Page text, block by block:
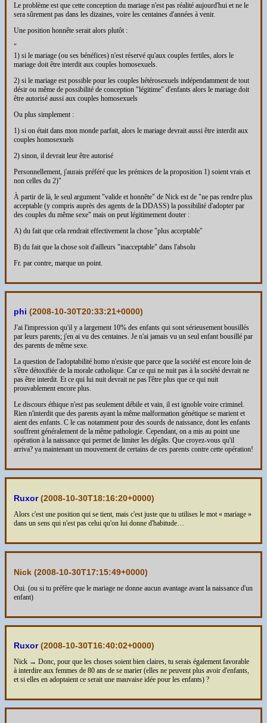
Le problème est que cette conception du mariage n'est pas réalité aujourd'hui et ne le
sera sûrement pas dans les dizaines, voire les centaines d'années à venir.
Une position honnête serait alors plutôt :
"
1) si le mariage (ou ses bénéfices) n'est réservé qu'aux couples fertiles, alors le
mariage doit être interdit aux couples homosexuels.
2) si le mariage est possible pour les couples hétérosexuels indépendamment de tout
désir ou même de possibilité de conception "légitime" d'enfants alors le mariage doit
être autorisé aussi aux couples homosexuels
Ou plus simplement :
1) si on était dans mon monde parfait, alors le mariage devrait aussi être interdit aux
couples homosexuels
2) sinon, il devrait leur être autorisé
Personnellement, j'aurais préféré que les prémices de la proposition 1) soient vrais et
non celles du 2)"
À partir de là, le seul argument "valide et honnête" de Nick est de "ne pas rendre plus
acceptable (y compris auprès des agents de la DDASS) la possibilité d'adopter par
des couples du même sexe" mais on peut légitimement douter :
A) du fait que cela rendrait effectivement la chose "plus acceptable"
B) du fait que la chose soit d'ailleurs "inacceptable" dans l'absolu
Fr. par contre, marque un point.
phi (2008-10-30T20:33:21+0000)
J'ai l'impression qu'il y a largement 10% des enfants qui sont sérieusement bousillés
par leurs parents; j'en ai vu des centaines. Je n'ai jamais vu un seul enfant bousillé par
des parents de même sexe.
La question de l'adoptabilité homo n'existe que parce que la société est encore loin de
s'être détoxifiée de la morale catholique. Car ce qui ne nuit pas à la société devrait ne
pas être interdit. Et ce qui lui nuit devrait ne pas l'être plus que ce qui nuit
prouvablement encore plus.
Le discours éthique n'est pas seulement débile et vain, il est ignoble voire criminel.
Rien n'interdit que des parents ayant la même malformation génétique se marient et
aient des enfants. C le cas notamment pour des sourds de naissance, dont les enfants
souffrent généralement de la même pathologie. Cependant, on a mis au point une
opération à la naissance qui permet de limiter les dégâts. Que croyez-vous qu'il
arriva? ya maintenant un mouvement de certains de ces parents contre cette opération!
Ruxor(2008-10-30T18:16:20+0000)
Alors c'est une position qui se tient, mais c'est juste que tu utilises le mot « mariage »
dans un sens qui n'est pas celui qu'on lui donne d'habitude…
Nick (2008-10-30T17:15:49+0000)
Oui. (ou si tu préfère que le mariage ne donne aucun avantage avant la naissance d'un
enfant)
Ruxor(2008-10-30T16:40:02+0000)
Nick → Donc, pour que les choses soient bien claires, tu serais également favorable
à interdire aux femmes de 80 ans de se marier (elles ne peuvent plus avoir d'enfants,
et si elles en adoptaient ce serait une mauvaise idée pour les enfants) ?